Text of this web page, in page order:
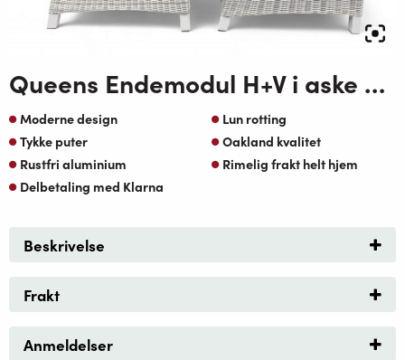
Queens Endemodul H+V i aske grå rotting og hvit aluminium med royal grå olefin pute
Moderne design
Lun rotting
Tykke puter
Oakland kvalitet
Rustfri aluminium
Rimelig frakt helt hjem
Delbetaling med Klarna
Beskrivelse
Frakt
Anmeldelser